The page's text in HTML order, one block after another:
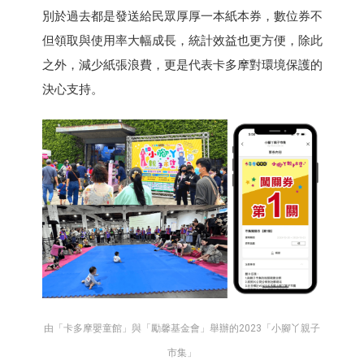
別於過去都是發送給民眾厚厚一本紙本券，數位券不
但領取與使用率大幅成長，統計效益也更方便，除此
之外，減少紙張浪費，更是代表卡多摩對環境保護的
決心支持。
由「卡多摩嬰童館」與「勵馨基金會」舉辦的2023「小腳丫親子
市集」